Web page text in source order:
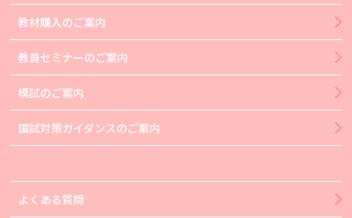
教材購入のご案内
教員セミナーのご案内
模試のご案内
国試対策ガイダンスのご案内
よくある質問